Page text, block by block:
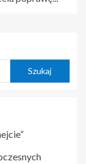
Szukaj